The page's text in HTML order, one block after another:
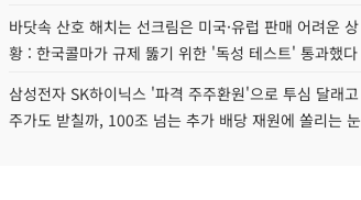
바닷속 산호 해치는 선크림은 미국·유럽 판매 어려운 상
황 : 한국콜마가 규제 뚫기 위한 '독성 테스트' 통과했다
삼성전자 SK하이닉스 '파격 주주환원'으로 투심 달래고
주가도 받칠까, 100조 넘는 추가 배당 재원에 쏠리는 눈